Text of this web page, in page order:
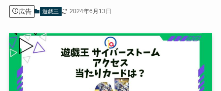
広告 遊戯王 2024年6月13日